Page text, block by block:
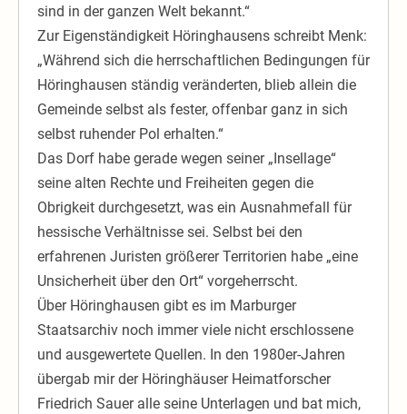
sind in der ganzen Welt bekannt.“
Zur Eigenständigkeit Höringhausens schreibt Menk:
„Während sich die herrschaftlichen Bedingungen für
Höringhausen ständig veränderten, blieb allein die
Gemeinde selbst als fester, offenbar ganz in sich
selbst ruhender Pol erhalten.“
Das Dorf habe gerade wegen seiner „Insellage“
seine alten Rechte und Freiheiten gegen die
Obrigkeit durchgesetzt, was ein Ausnahmefall für
hessische Verhältnisse sei. Selbst bei den
erfahrenen Juristen größerer Territorien habe „eine
Unsicherheit über den Ort“ vorgeherrscht.
Über Höringhausen gibt es im Marburger
Staatsarchiv noch immer viele nicht erschlossene
und ausgewertete Quellen. In den 1980er-Jahren
übergab mir der Höringhäuser Heimatforscher
Friedrich Sauer alle seine Unterlagen und bat mich,